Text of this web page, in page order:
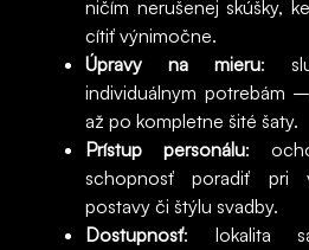
ničím nerušenej skúšky,
cítiť výnimočne.
Úpravy na mieru:
individuálnym potrebám
až po kompletne šité šaty.
Prístup personálu:
schopnosť poradiť pri
postavy či štýlu svadby.
Dostupnosť: lokalita